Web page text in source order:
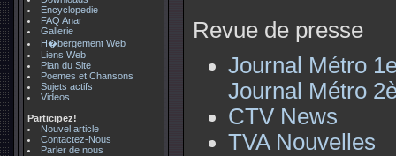
Encyclopedie
FAQ Anar
Gallerie
H�bergement Web
Liens Web
Plan du Site
Poemes et Chansons
Sujets actifs
Videos
Participez!
Nouvel article
Contactez-Nous
Parler de nous
Revue de presse
Journal Métro
Journal Métro
CTV News
TVA Nouvelles